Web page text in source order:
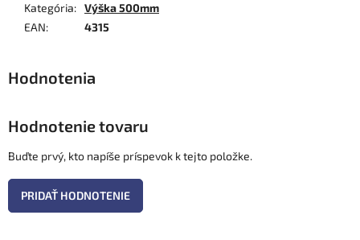
Kategória: Výška 500mm
EAN: 4315
Hodnotenie tovaru
Buďte prvý, kto napíše príspevok k tejto položke.
PRIDAŤ HODNOTENIE